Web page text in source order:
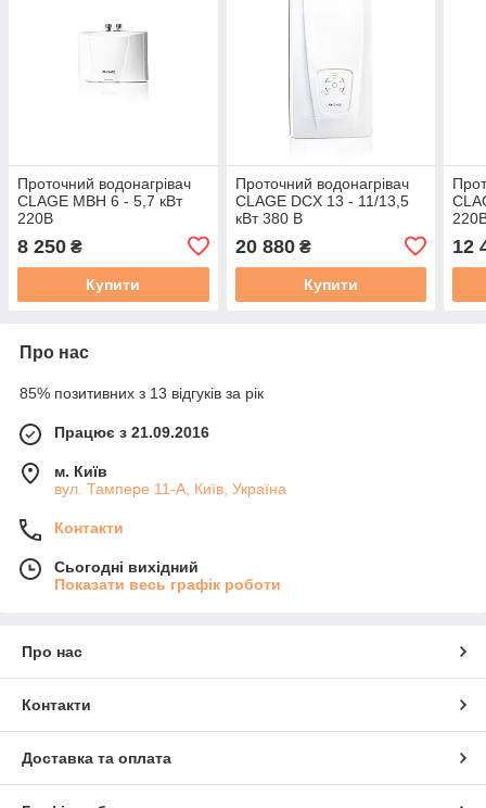
Проточний водонагрівач
CLAGE MBH 6 - 5,7 кВт
220В
8 250 ₴
Купити
Проточний водонагрівач
CLAGE DCX 13 - 11/13,5
кВт 380 В
20 880₴
Купити
12
Про нас
85% позитивних з 13 відгуків за рік
Працює з 21.09.2016
м. Київ
вул. Тампере 11-А, Київ, Україна
Контакти
Сьогодні вихідний
Показати весь графік роботи
Про нас
Контакти
Доставка та оплата